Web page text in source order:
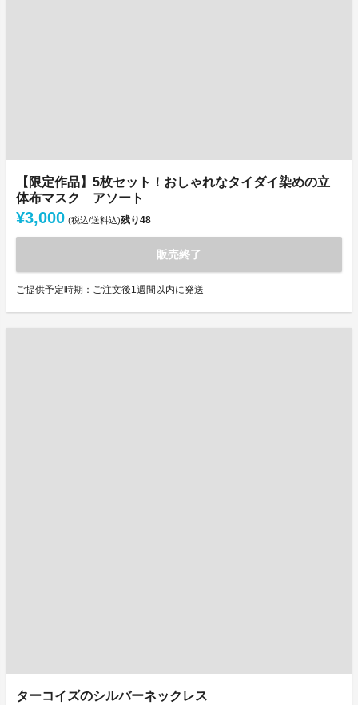
【限定作品】5枚セット！おしゃれなタイダイ染めの立
体布マスク アソート
¥3,000 (税込/送料込)残り48
販売終了
ご提供予定時期：ご注文後1週間以内に発送
ターコイズのシルバーネックレス